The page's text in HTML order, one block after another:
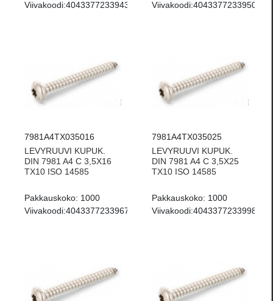
Viivakoodi:4043377233943 Viivakoodi:4043377233950
7981A4TX035016
LEVYRUUVI KUPUK.
DIN 7981 A4 C 3,5X16
TX10 ISO 14585
Pakkauskoko: 1000
Viivakoodi:4043377233967
7981A4TX035025
LEVYRUUVI KUPUK.
DIN 7981 A4 C 3,5X25
TX10 ISO 14585
Pakkauskoko: 1000
Viivakoodi:4043377233998